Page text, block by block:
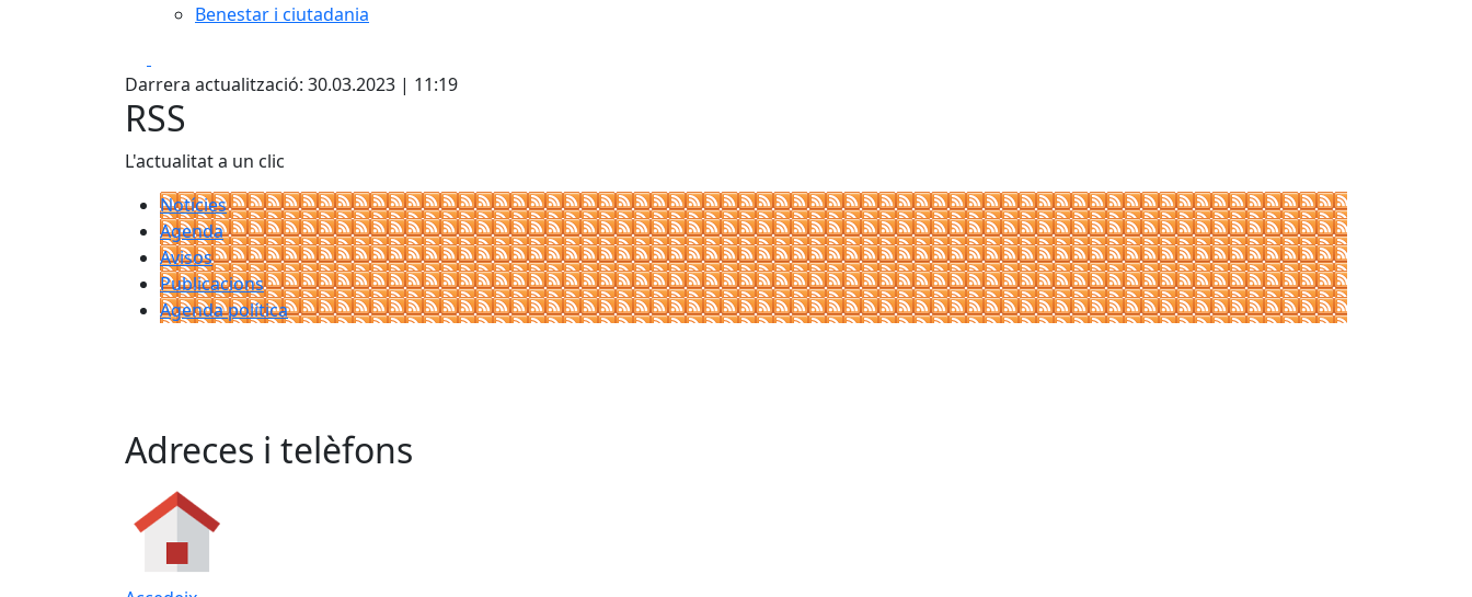
Benestar i ciutadania
Darrera actualització: 30.03.2023 | 11:19
RSS
L'actualitat a un clic
Notícies
Agenda
Avisos
Publicacions
Agenda política
Adreces i telèfons